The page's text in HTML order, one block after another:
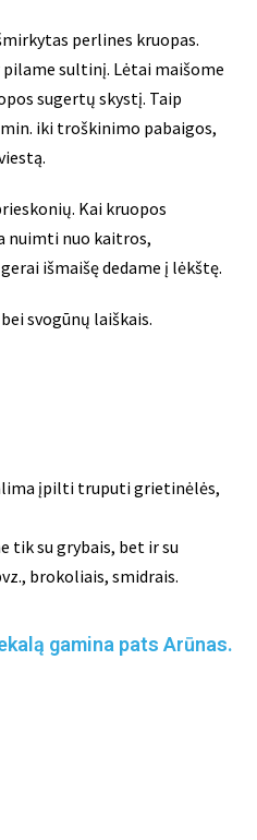
perlines kruopas.
sultinį. Lėtai maišome
sugertų skystį. Taip
iki troškinimo pabaigos,
Kai kruopos
nuimti nuo kaitros,
išmaišę dedame į lėkštę.
svogūnų laiškais.
įpilti truputi grietinėlės,
tik su grybais, bet ir su
brokoliais, smidrais.
gamina pats Arūnas.